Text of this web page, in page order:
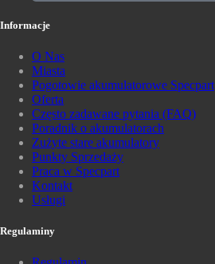
Informacje
O Nas
Miasta
Pogotowie akumulatorowe Specpart
Oferta
Często zadawane pytania (FAQ)
Poradnik o akumulatorach
Zużyte stare akumulatory
Punkty Sprzedaży
Praca w Specpart
Kontakt
Usługi
Regulaminy